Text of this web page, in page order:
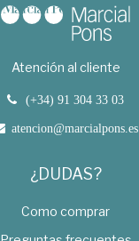
Atención al cliente
(+34) 91 304 33 03
atencion@marcialpons.es
¿DUDAS?
Como comprar